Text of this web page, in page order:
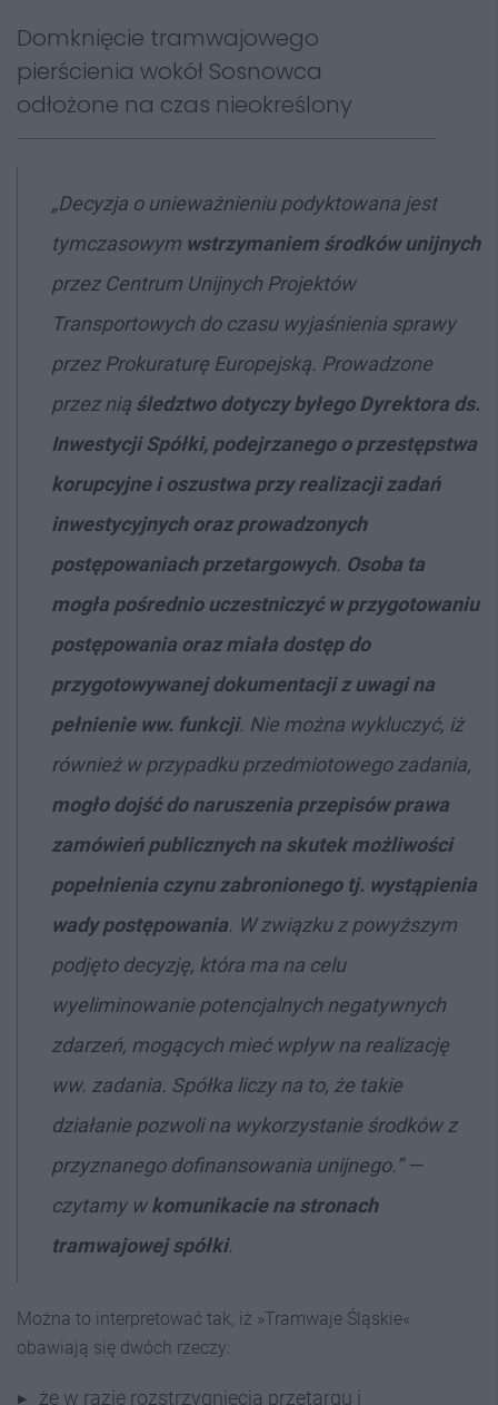
Domknięcie tramwajowego
pierścienia wokół Sosnowca
odłożone na czas nieokreślony
„Decyzja o unieważnieniu podyktowana jest
tymczasowym wstrzymaniem środków unijnych
przez Centrum Unijnych Projektów
Transportowych do czasu wyjaśnienia sprawy
przez Prokuraturę Europejską. Prowadzone
przez nią śledztwo dotyczy byłego Dyrektora ds.
Inwestycji Spółki, podejrzanego o przestępstwa
korupcyjne i oszustwa przy realizacji zadań
inwestycyjnych oraz prowadzonych
postępowaniach przetargowych. Osoba ta
mogła pośrednio uczestniczyć w przygotowaniu
postępowania oraz miała dostęp do
przygotowywanej dokumentacji z uwagi na
pełnienie ww. funkcji. Nie można wykluczyć, iż
również w przypadku przedmiotowego zadania,
mogło dojść do naruszenia przepisów prawa
zamówień publicznych na skutek możliwości
popełnienia czynu zabronionego tj. wystąpienia
wady postępowania. W związku z powyższym
podjęto decyzję, która ma na celu
wyeliminowanie potencjalnych negatywnych
zdarzeń, mogących mieć wpływ na realizację
ww. zadania. Spółka liczy na to, że takie
działanie pozwoli na wykorzystanie środków z
przyznanego dofinansowania unijnego.” —
czytamy wkomunikacie na stronach
tramwajowej spółki.
Można to interpretować tak, iż »Tramwaje Śląskie«
obawiają się dwóch rzeczy:
że w razie rozstrzygnięcia przetargu i